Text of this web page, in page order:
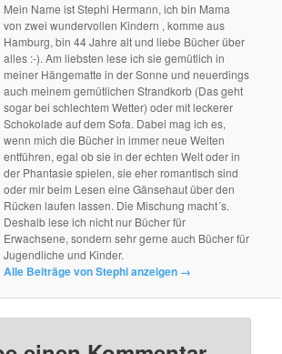
Mein Name ist Stephi Hermann, ich bin Mama
von zwei wundervollen Kindern , komme aus
Hamburg, bin 44 Jahre alt und liebe Bücher über
alles :-). Am liebsten lese ich sie gemütlich in
meiner Hängematte in der Sonne und neuerdings
auch meinem gemütlichen Strandkorb (Das geht
sogar bei schlechtem Wetter) oder mit leckerer
Schokolade auf dem Sofa. Dabei mag ich es,
wenn mich die Bücher in immer neue Welten
entführen, egal ob sie in der echten Welt oder in
der Phantasie spielen, sie eher romantisch sind
oder mir beim Lesen eine Gänsehaut über den
Rücken laufen lassen. Die Mischung macht´s.
Deshalb lese ich nicht nur Bücher für
Erwachsene, sondern sehr gerne auch Bücher für
Jugendliche und Kinder.
Alle Beiträge von Stephi anzeigen →